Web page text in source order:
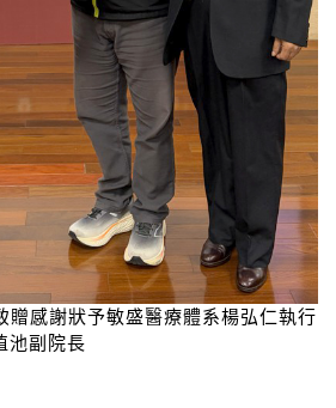
感謝狀予敏盛醫療體系楊弘仁執行
池副院長